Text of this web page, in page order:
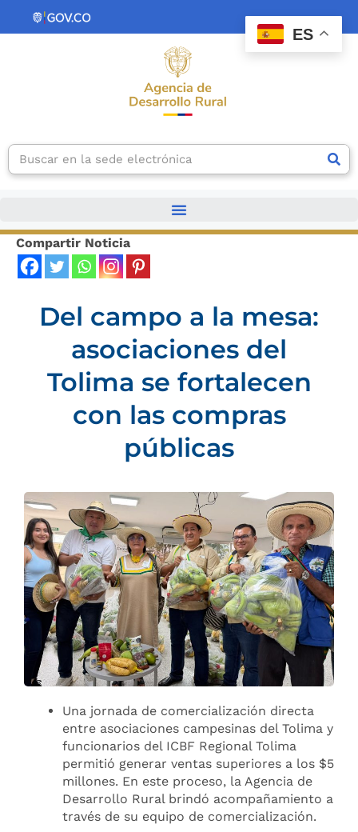
contenido
Search
Compartir Noticia
Del campo a la mesa:
asociaciones del
Tolima se fortalecen
con las compras
públicas
Una jornada de comercialización directa
entre asociaciones campesinas del Tolima y
funcionarios del ICBF Regional Tolima
permitió generar ventas superiores a los $5
millones. En este proceso, la Agencia de
Desarrollo Rural brindó acompañamiento a
través de su equipo de comercialización.
ES